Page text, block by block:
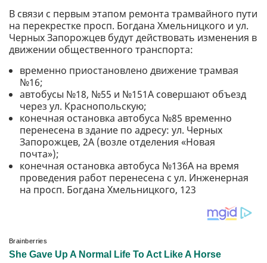
В связи с первым этапом ремонта трамвайного пути
на перекрестке просп. Богдана Хмельницкого и ул.
Черных Запорожцев будут действовать изменения в
движении общественного транспорта:
временно приостановлено движение трамвая
№16;
автобусы №18, №55 и №151А совершают объезд
через ул. Краснопольскую;
конечная остановка автобуса №85 временно
перенесена в здание по адресу: ул. Черных
Запорожцев, 2А (возле отделения «Новая
почта»);
конечная остановка автобуса №136А на время
проведения работ перенесена с ул. Инженерная
на просп. Богдана Хмельницкого, 123